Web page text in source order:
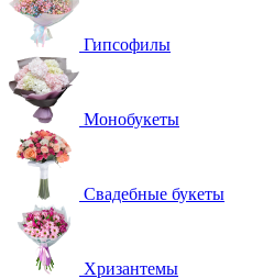
Гипсофилы
Монобукеты
Свадебные букеты
Хризантемы